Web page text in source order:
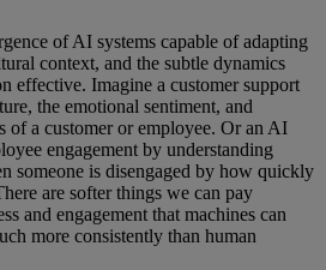
of AI systems capable of adapting
context, and the subtle dynamics
effective. Imagine a customer support
the emotional sentiment, and
of a customer or employee. Or an AI
engagement by understanding
someone is disengaged by how quickly
are softer things we can pay
and engagement that machines can
more consistently than human